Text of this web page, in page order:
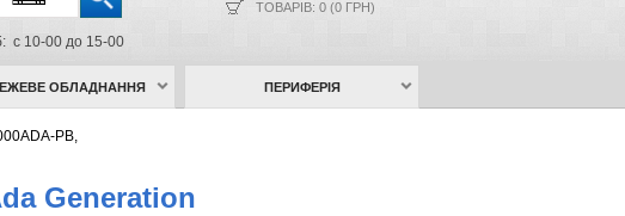
ТОВАРІВ: 0 (0 ГРН)
с 10-00 до 15-00
ОБЛАДНАННЯ ПЕРИФЕРІЯ
PB,
Generation